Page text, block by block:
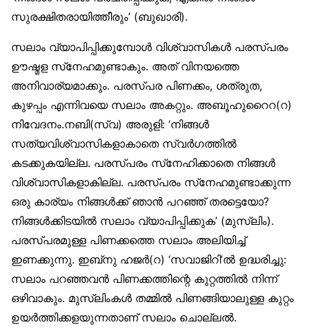
സുരക്ഷിതരായിത്തീരും’ (ബുഖാരി).
സലാം വ്യാപിപ്പിക്കുമ്പോൾ വിശ്വാസികൾ പരസ്പരം
ഊഷ്മള സ്‌നേഹമുണ്ടാകും. അത് വിനയത്തെ
അനിവാര്യമാക്കും. പരസ്പര പിണക്കം, ശത്രുത,
കുഴപ്പം എന്നിവയെ സലാം അകറ്റും. അബൂഹുറൈറ(റ)
നിവേദനം.നബി(സ്വ) അരുളി: ‘നിങ്ങൾ
സത്യവിശ്വാസികളാകാതെ സ്വർഗത്തിൽ
കടക്കുകയില്ല. പരസ്പരം സ്‌നേഹിക്കാതെ നിങ്ങൾ
വിശ്വാസികളാകില്ല. പരസ്പരം സ്‌നേഹമുണ്ടാക്കുന്ന
ഒരു കാര്യം നിങ്ങൾക്ക് ഞാൻ പറഞ്ഞ് തരട്ടെയോ?
നിങ്ങൾക്കിടയിൽ സലാം വ്യാപിപ്പിക്കുക’ (മുസ്‌ലിം).
പരസ്പരമുള്ള പിണക്കത്തെ സലാം അലിയിച്ച്
ഇണക്കുന്നു. ഇബ്‌നു ഹജർ(റ) ‘സവാജിറി’ൽ ഉദ്ധരിച്ചു:
സലാം പറഞ്ഞവൻ പിണക്കത്തിന്റെ കുറ്റത്തിൽ നിന്ന്
ഒഴിവാകും. മുസ്‌ലിംകൾ തമ്മിൽ പിണങ്ങിയാലുള്ള കുറ്റം
ഉയർത്തിക്കളയുന്നതാണ് സലാം ചൊല്ലൽ.